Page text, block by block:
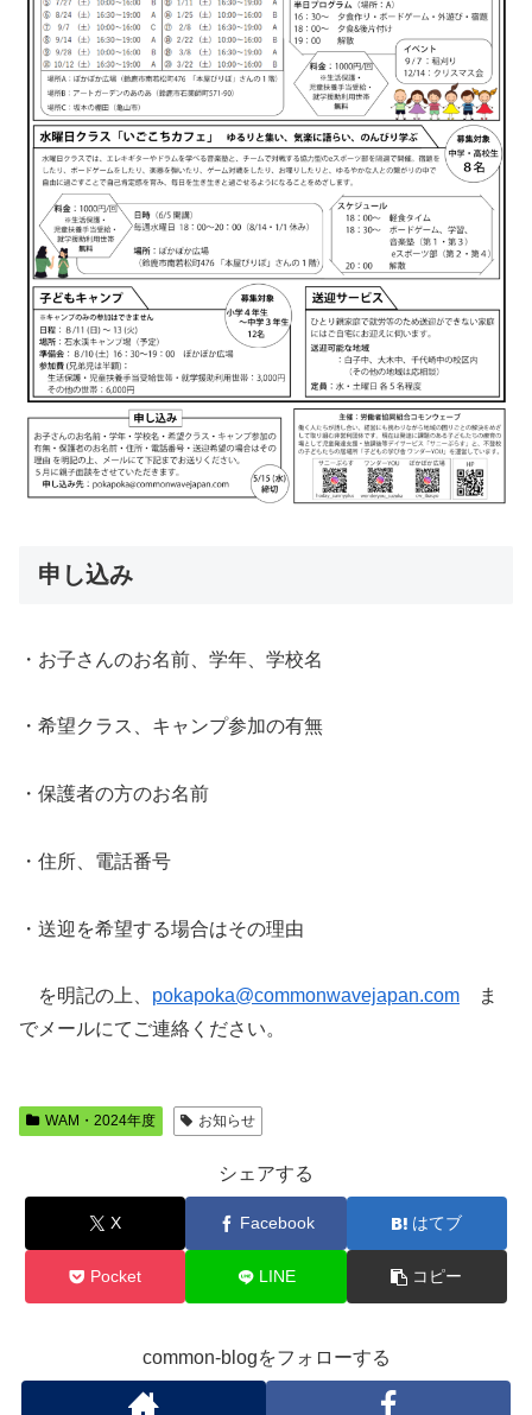
申し込み
・お子さんのお名前、学年、学校名
・希望クラス、キャンプ参加の有無
・保護者の方のお名前
・住所、電話番号
・送迎を希望する場合はその理由
を明記の上、 pokapoka@commonwavejapan.com ま
でメールにてご連絡ください。
WAM・2024年度 お知らせ
シェアする
X Facebook はてブ
Pocket LINE コピー
common-blogをフォローする